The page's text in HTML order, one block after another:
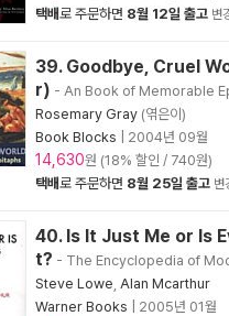
택배로 주문하면 8월 12일 출고 변
39. Goodbye, Cruel
r) - An Book of Memorable
Rosemary Gray (엮은이)
Book Blocks
2004년 09월
14,630원 (18% 할인 / 740원)
택배로 주문하면 8월 25일 출고 변
40. Is It Just Me or Is
t? - The Encyclopedia of
Steve Lowe Alan Mcarthur
Warner Books
2005년 01월